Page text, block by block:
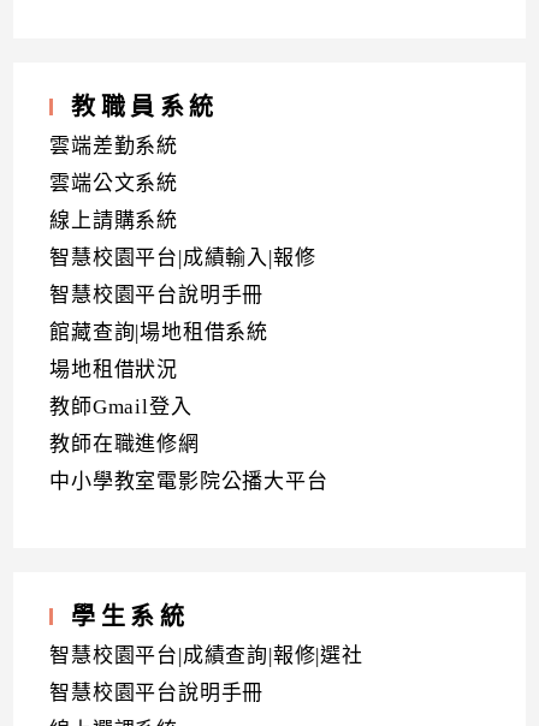
教職員系統
雲端差勤系統
雲端公文系統
線上請購系統
智慧校園平台|成績輸入|報修
智慧校園平台說明手冊
館藏查詢|場地租借系統
場地租借狀況
教師Gmail登入
教師在職進修網
中小學教室電影院公播大平台
學生系統
智慧校園平台|成績查詢|報修|選社
智慧校園平台說明手冊